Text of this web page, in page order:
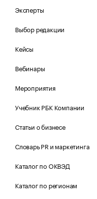
Эксперты
Выбор редакции
Кейсы
Вебинары
Мероприятия
Учебник РБК Компании
Статьи о бизнесе
Словарь PR и маркетинга
Каталог по ОКВЭД
Каталог по регионам